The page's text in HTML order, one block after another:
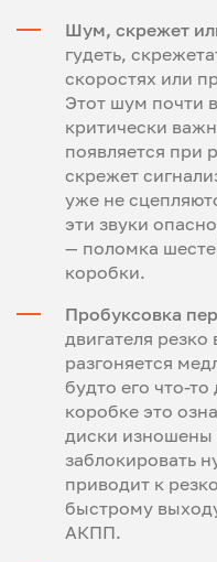
Шум, скрежет
гудеть,
скоростях или
Этот шум почти
критически
появляется при
скрежет
уже не
эти звуки
— поломка
коробки.
Пробуксовка
двигателя резко
разгоняется
будто его что-
коробке это
диски изношены
заблокировать
приводит к
быстрому
АКПП.